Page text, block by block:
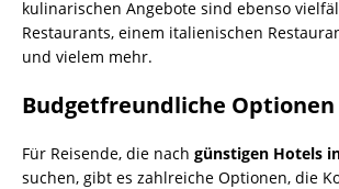
kulinarischen Angebote sind ebenso
Restaurants, einem italienischen
und vielem mehr.
Budgetfreundliche Optionen
Für Reisende, die nach günstigen Hotels
suchen, gibt es zahlreiche Optionen, die